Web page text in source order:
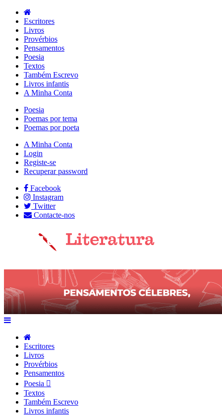
Escritores
Livros
Provérbios
Pensamentos
Poesia
Textos
Também Escrevo
Livros infantis
A Minha Conta
Poesia
Poemas por tema
Poemas por poeta
A Minha Conta
Login
Registe-se
Recuperar password
Facebook
Instagram
Twitter
Contacte-nos
Escritores
Livros
Provérbios
Pensamentos
Poesia
Textos
Também Escrevo
Livros infantis